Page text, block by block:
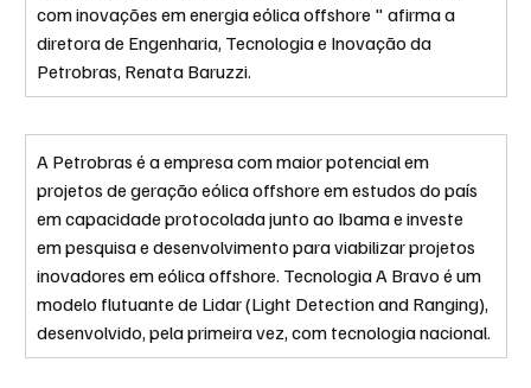
com inovações em energia eólica offshore " afirma a
diretora de Engenharia, Tecnologia e Inovação da
Petrobras, Renata Baruzzi.
A Petrobras é a empresa com maior potencial em
projetos de geração eólica offshore em estudos do país
em capacidade protocolada junto ao Ibama e investe
em pesquisa e desenvolvimento para viabilizar projetos
inovadores em eólica offshore. Tecnologia A Bravo é um
modelo flutuante de Lidar (Light Detection and Ranging),
desenvolvido, pela primeira vez, com tecnologia nacional.